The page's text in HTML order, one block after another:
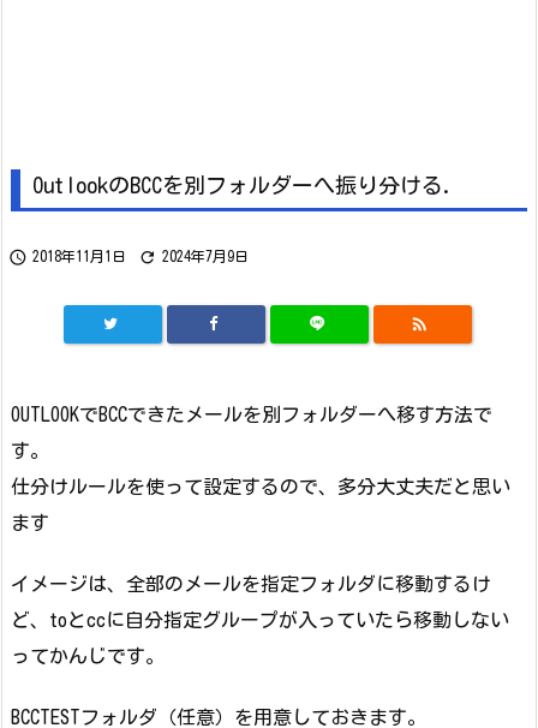
OutlookのBCCを別フォルダーへ振り分ける.
 2018年11月1日  2024年7月9日

OUTLOOKでBCCできたメールを別フォルダーへ移す方法で
す。
仕分けルールを使って設定するので、多分大丈夫だと思い
ます
イメージは、全部のメールを指定フォルダに移動するけ
ど、toとccに自分指定グループが入っていたら移動しない
ってかんじです。
BCCTESTフォルダ（任意）を用意しておきます。